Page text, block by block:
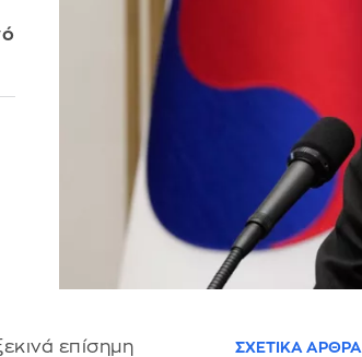
επίσημη
ΣΧΕΤΙΚΑ ΑΡΘΡΑ